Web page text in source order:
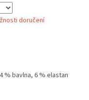
doručení
% bavlna, 6 % elastan